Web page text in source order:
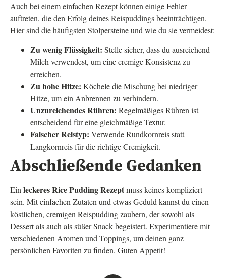
Auch bei einem einfachen Rezept können einige Fehler
auftreten, die den Erfolg deines Reispuddings beeinträchtigen.
Hier sind die häufigsten Stolpersteine und wie du sie vermeidest:
Zu wenig Flüssigkeit: Stelle sicher, dass du ausreichend
Milch verwendest, um eine cremige Konsistenz zu
erreichen.
Zu hohe Hitze: Köchele die Mischung bei niedriger
Hitze, um ein Anbrennen zu verhindern.
Unzureichendes Rühren: Regelmäßiges Rühren ist
entscheidend für eine gleichmäßige Textur.
Falscher Reistyp: Verwende Rundkornreis statt
Langkornreis für die richtige Cremigkeit.
Abschließende Gedanken
Ein leckeres Rice Pudding Rezeptmuss keines kompliziert
sein. Mit einfachen Zutaten und etwas Geduld kannst du einen
köstlichen, cremigen Reispudding zaubern, der sowohl als
Dessert als auch als süßer Snack begeistert. Experimentiere mit
verschiedenen Aromen und Toppings, um deinen ganz
persönlichen Favoriten zu finden. Guten Appetit!